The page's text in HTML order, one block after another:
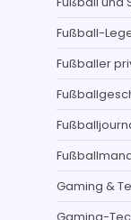
Fußball-
Fußballer
Gaming &
Gaming-